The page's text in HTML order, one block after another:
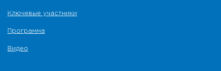
Ключевые участники
Программа
Видео